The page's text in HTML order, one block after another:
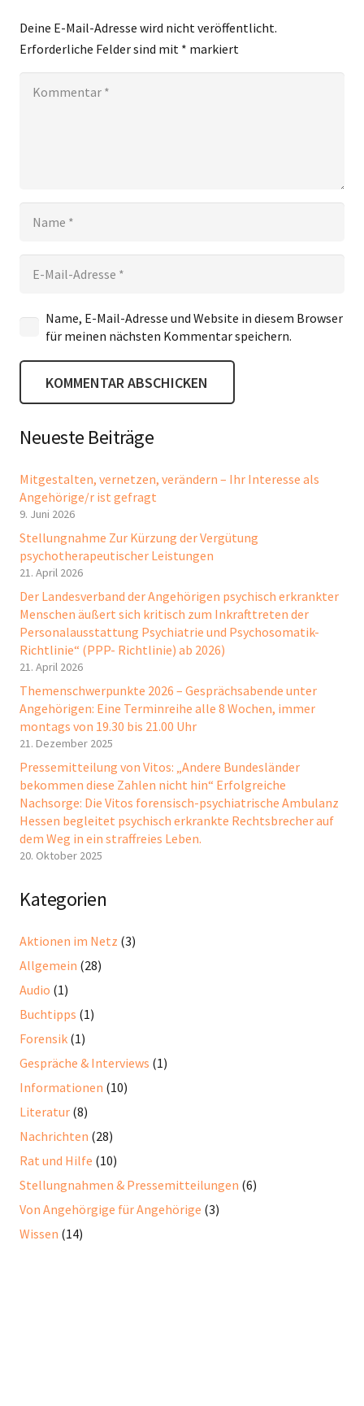
Deine E-Mail-Adresse wird nicht veröffentlicht.
Erforderliche Felder sind mit * markiert
Name, E-Mail-Adresse und Website in diesem Browser
für meinen nächsten Kommentar speichern.
KOMMENTAR ABSCHICKEN
Neueste Beiträge
Mitgestalten, vernetzen, verändern – Ihr Interesse als
Angehörige/r ist gefragt
9. Juni 2026
Stellungnahme Zur Kürzung der Vergütung
psychotherapeutischer Leistungen
21. April 2026
Der Landesverband der Angehörigen psychisch erkrankter
Menschen äußert sich kritisch zum Inkrafttreten der
Personalausstattung Psychiatrie und Psychosomatik-
Richtlinie“ (PPP- Richtlinie) ab 2026)
21. April 2026
Themenschwerpunkte 2026 – Gesprächsabende unter
Angehörigen: Eine Terminreihe alle 8 Wochen, immer
montags von 19.30 bis 21.00 Uhr
21. Dezember 2025
Pressemitteilung von Vitos: „Andere Bundesländer
bekommen diese Zahlen nicht hin“ Erfolgreiche
Nachsorge: Die Vitos forensisch-psychiatrische Ambulanz
Hessen begleitet psychisch erkrankte Rechtsbrecher auf
dem Weg in ein straffreies Leben.
20. Oktober 2025
Kategorien
Aktionen im Netz (3)
Allgemein (28)
Audio (1)
Buchtipps (1)
Forensik (1)
Gespräche & Interviews (1)
Informationen (10)
Literatur (8)
Nachrichten (28)
Rat und Hilfe (10)
Stellungnahmen & Pressemitteilungen (6)
Von Angehörgige für Angehörige (3)
Wissen (14)